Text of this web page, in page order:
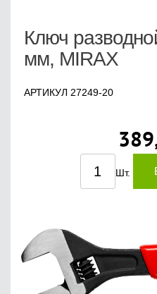
Ключ
мм, MIRAX
АРТИКУЛ 27249-20
Шт.